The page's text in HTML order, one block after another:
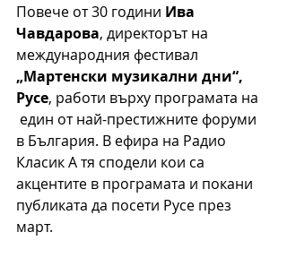
Повече от 30 години Ива
Чавдарова, директорът на
международния фестивал
„Мартенски музикални дни“,
Русе, работи върху програмата на
един от най-престижните форуми
в България. В ефира на Радио
Класик А тя сподели кои са
акцентите в програмата и покани
публиката да посети Русе през
март.